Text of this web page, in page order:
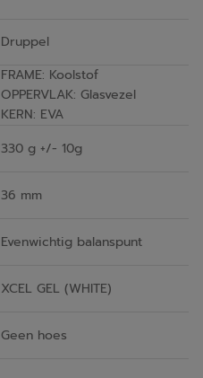
Druppel
FRAME: Koolstof
OPPERVLAK: Glasvezel
KERN: EVA
330 g +/- 10g
36 mm
Evenwichtig balanspunt
XCEL GEL (WHITE)
Geen hoes